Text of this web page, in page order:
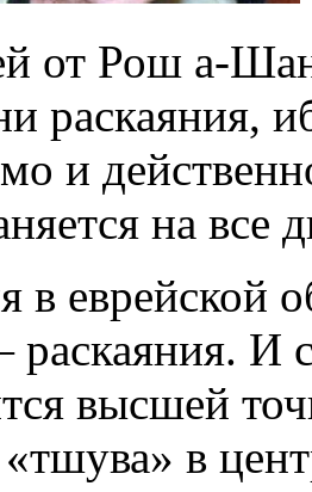
от Рош а-
раскаяния,
и
на все
в еврейской
раскаяния.
высшей
«тшува» в